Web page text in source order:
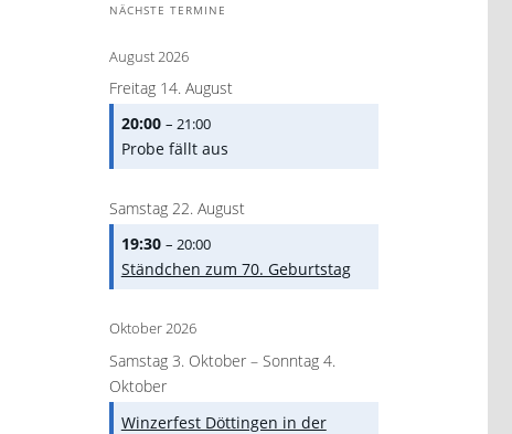
NÄCHSTE TERMINE
August 2026
Freitag 14. August
20:00 – 21:00
Probe fällt aus
Samstag 22. August
19:30 – 20:00
Ständchen zum 70. Geburtstag
Oktober 2026
Samstag 3. Oktober– Sonntag 4.
Oktober
Winzerfest Döttingen in der